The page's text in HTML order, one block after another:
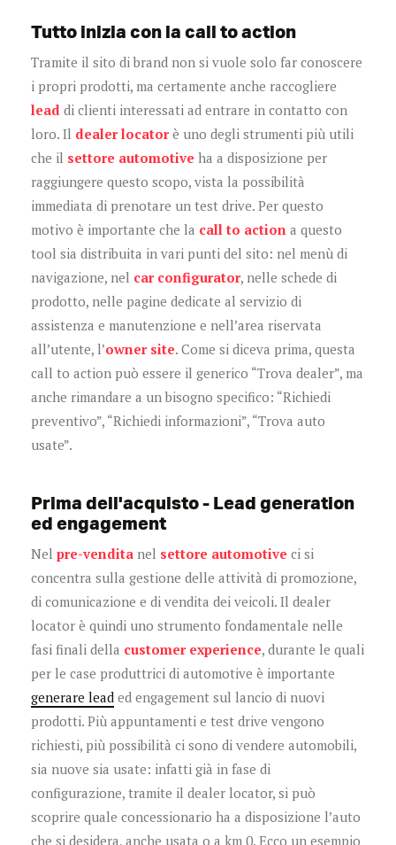
Tutto inizia con la call to action
Tramite il sito di brand non si vuole solo far conoscere
i propri prodotti, ma certamente anche raccogliere
lead di clienti interessati ad entrare in contatto con
loro. Il dealer locatorè uno degli strumenti più utili
che il settore automotive ha a disposizione per
raggiungere questo scopo, vista la possibilità
immediata di prenotare un test drive. Per questo
motivo è importante che la call to action a questo
tool sia distribuita in vari punti del sito: nel menù di
navigazione, nel car configurator, nelle schede di
prodotto, nelle pagine dedicate al servizio di
assistenza e manutenzione e nell’area riservata
all’utente, l’owner site. Come si diceva prima, questa
call to action può essere il generico “Trova dealer”, ma
anche rimandare a un bisogno specifico: “Richiedi
preventivo”, “Richiedi informazioni”, “Trova auto
usate”.
Prima dell'acquisto - Lead generation
ed engagement
Nel pre-vendita nel settore automotive ci si
concentra sulla gestione delle attività di promozione,
di comunicazione e di vendita dei veicoli. Il dealer
locator è quindi uno strumento fondamentale nelle
fasi finali della customer experience, durante le quali
per le case produttrici di automotive è importante
generare lead ed engagement sul lancio di nuovi
prodotti. Più appuntamenti e test drive vengono
richiesti, più possibilità ci sono di vendere automobili,
sia nuove sia usate: infatti già in fase di
configurazione, tramite il dealer locator, si può
scoprire quale concessionario ha a disposizione l’auto
che si desidera, anche usata o a km 0. Ecco un esempio